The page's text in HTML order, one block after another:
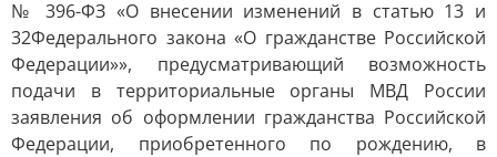
№ 396-ФЗ «О внесении изменений в статью 13 и
32Федерального закона «О гражданстве Российской
Федерации»», предусматривающий возможность
подачи в территориальные органы МВД России
заявления об оформлении гражданства Российской
Федерации, приобретенного по рождению, в